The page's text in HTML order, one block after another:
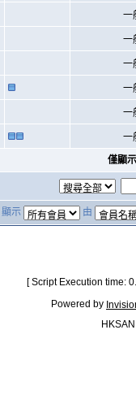
一
一
一
一
一
一
僅顯
顯示 由
[ Script Execution time:
Powered by